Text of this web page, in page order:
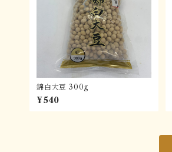
錦白大豆 300g
¥540